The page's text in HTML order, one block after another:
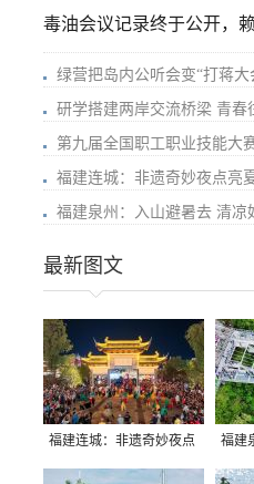
毒油会议记录终于公开，
绿营把岛内公听会变“打蒋大
研学搭建两岸交流桥梁 青春
第九届全国职工职业技能大
福建连城：非遗奇妙夜点亮
福建泉州：入山避暑去 清凉
最新图文
福建连城：非遗奇妙夜点
亮夏夜
福建
凉好